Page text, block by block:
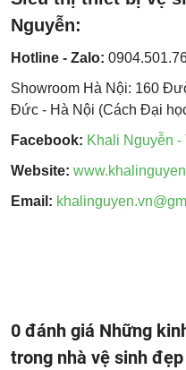
Nguyễn:
Hotline - Zalo:
Showroom Hà Nội: 160
Đức - Hà Nội (Cách Đại
Facebook: Khali Nguyễn
Website:
Email:
0 đánh giá Những
trong nhà vệ sinh